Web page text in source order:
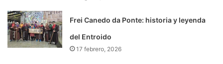
Frei Canedo da Ponte: historia y leyenda
del Entroido
17 febrero, 2026